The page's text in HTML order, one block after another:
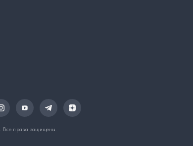
. Все права защищены.